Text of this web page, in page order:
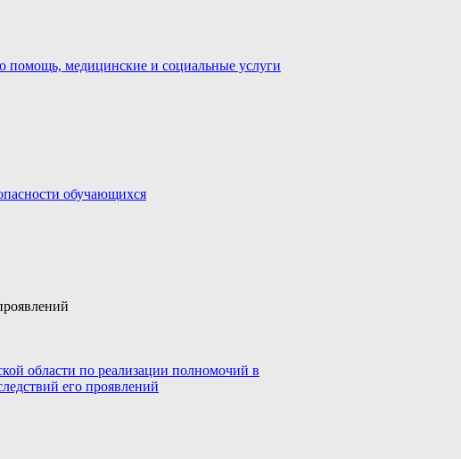
помощь, медицинские и социальные услуги
обучающихся
области по реализации полномочий в
его проявлений